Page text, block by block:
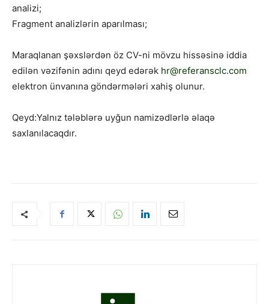
analizi;
Fragment analizlərin aparılması;
Maraqlanan şəxslərdən öz CV-ni mövzu hissəsinə iddia
edilən vəzifənin adını qeyd edərək hr@referansclc.com
elektron ünvanına göndərmələri xahiş olunur.
Qeyd:Yalnız tələblərə uyğun namizədlərlə əlaqə
saxlanılacaqdır.